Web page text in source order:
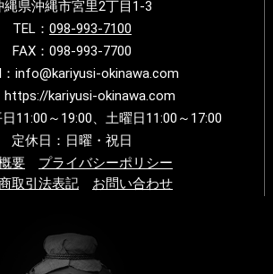
縄県沖縄市宮里2丁目1-3
TEL： 098-993-7100
FAX：098-993-7700
info@kariyusi-okinawa.com
https://kariyusi-okinawa.com
11:00～19:00、土曜日11:00～17:00
定休日：日曜・祝日
要
プライバシーポリシー
取引法表記
お問い合わせ